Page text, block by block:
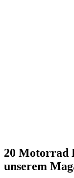
20 Motorrad
unserem